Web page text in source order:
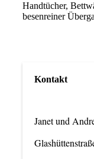
Handtücher,
besenreiner
Kontakt
Janet und